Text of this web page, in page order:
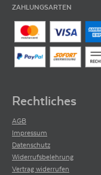
ZAHLUNGSARTEN
Rechtliches
AGB
Impressum
Datenschutz
Widerrufsbelehrung
Vertrag widerrufen